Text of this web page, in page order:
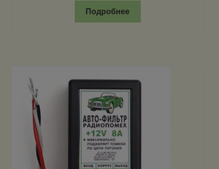
Подробнее